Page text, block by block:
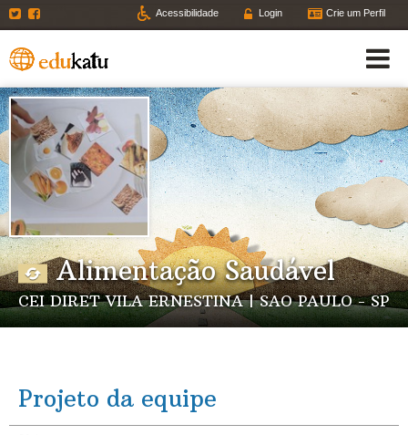
Twitter Acessibilidade Login Crie um Perfil
Alimentação Saudável
CEI DIRET VILA ERNESTINA | SAO PAULO - SP
Projeto da equipe